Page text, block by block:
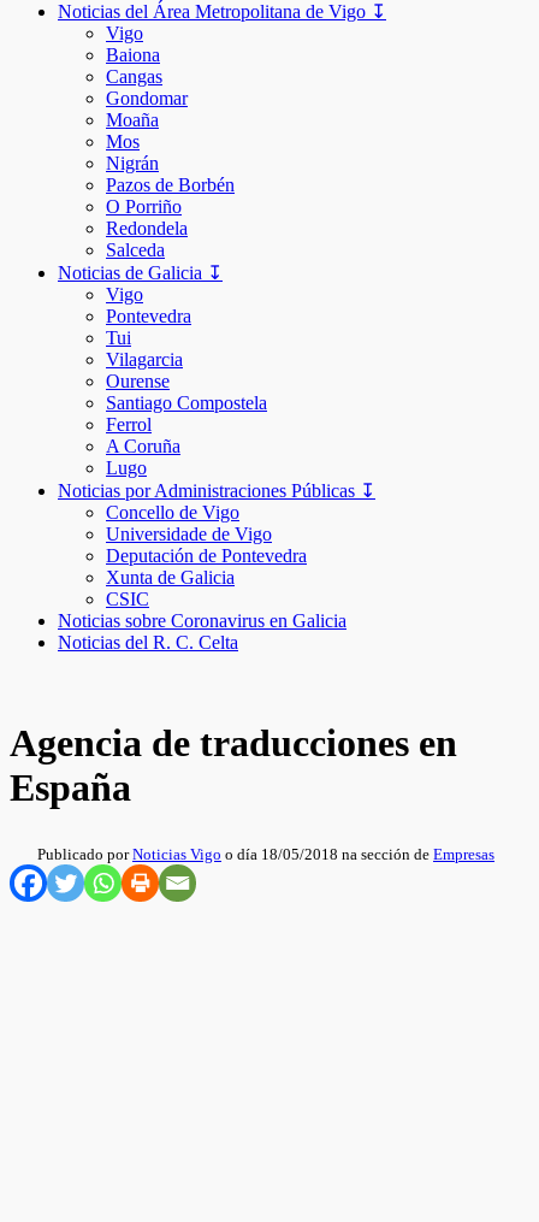
Noticias del Área Metropolitana de Vigo ↧
Vigo
Baiona
Cangas
Gondomar
Moaña
Mos
Nigrán
Pazos de Borbén
O Porriño
Redondela
Salceda
Noticias de Galicia ↧
Vigo
Pontevedra
Tui
Vilagarcia
Ourense
Santiago Compostela
Ferrol
A Coruña
Lugo
Noticias por Administraciones Públicas ↧
Concello de Vigo
Universidade de Vigo
Deputación de Pontevedra
Xunta de Galicia
CSIC
Noticias sobre Coronavirus en Galicia
Noticias del R. C. Celta
Agencia de traducciones en
España
Publicado porNoticias Vigo o día 18/05/2018 na sección de Empresas